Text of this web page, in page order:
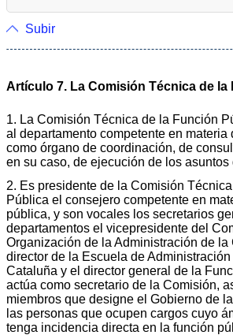
Subir
Artículo 7. La Comisión Técnica de la
1. La Comisión Técnica de la Función
al departamento competente en materia
como órgano de coordinación, de
en su caso, de ejecución de los asuntos
2. Es presidente de la Comisión
Pública el consejero competente en
pública, y son vocales los secretarios
departamentos el vicepresidente del
Organización de la Administración de la
director de la Escuela de
Cataluña y el director general de la
actúa como secretario de la Comisión,
miembros que designe el Gobierno de
las personas que ocupen cargos cuyo
tenga incidencia directa en la función